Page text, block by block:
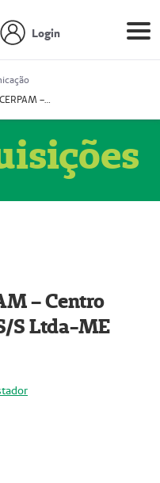
Login
Prestador CERPAM – Centro de Reabilitação S/S Ltda-ME (52004274-8)
– Centro
S Ltda-ME